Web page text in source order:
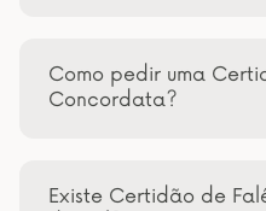
Como pedir uma
Concordata?
Existe Certidão de